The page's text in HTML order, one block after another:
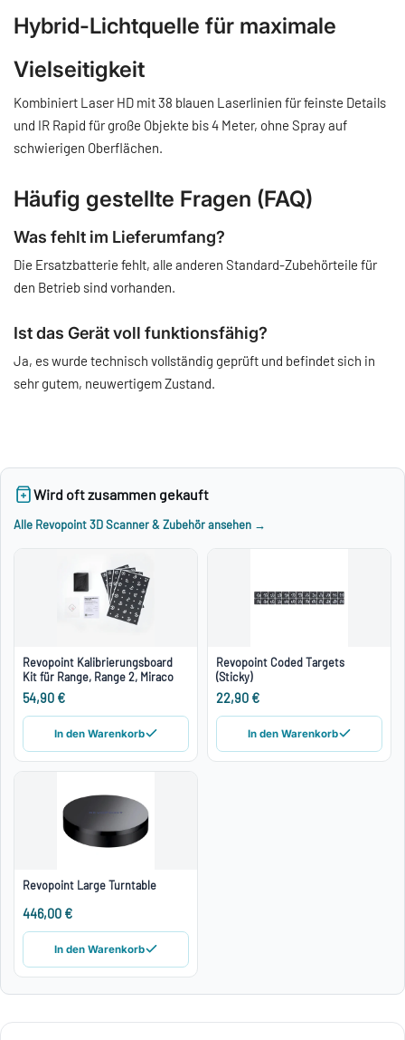
Hybrid-Lichtquelle für maximale
Vielseitigkeit
Kombiniert Laser HD mit 38 blauen Laserlinien für feinste Details
und IR Rapid für große Objekte bis 4 Meter, ohne Spray auf
schwierigen Oberflächen.
Häufig gestellte Fragen (FAQ)
Was fehlt im Lieferumfang?
Die Ersatzbatterie fehlt, alle anderen Standard-Zubehörteile für
den Betrieb sind vorhanden.
Ist das Gerät voll funktionsfähig?
Ja, es wurde technisch vollständig geprüft und befindet sich in
sehr gutem, neuwertigem Zustand.
Wird oft zusammen gekauft
Alle Revopoint 3D Scanner & Zubehör ansehen →
Revopoint Kalibrierungsboard
Kit für Range, Range 2, Miraco
54,90 €
In den Warenkorb
Revopoint Coded Targets
(Sticky)
22,90 €
In den Warenkorb
Revopoint Large Turntable
446,00 €
In den Warenkorb